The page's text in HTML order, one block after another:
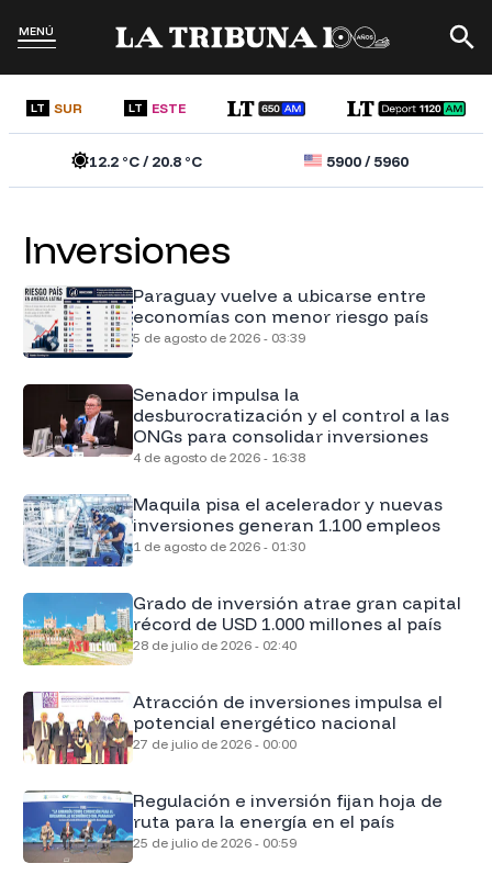
MENÚ
LT SUR LT ESTE
12.2°C /20.8°C 5900/5960
Inversiones
Paraguay vuelve a ubicarse entre
economías con menor riesgo país
5 de agosto de 2026 - 03:39
Senador impulsa la
desburocratización y el control a las
ONGs para consolidar inversiones
4 de agosto de 2026 - 16:38
Maquila pisa el acelerador y nuevas
inversiones generan 1.100 empleos
1 de agosto de 2026 - 01:30
Grado de inversión atrae gran capital
récord de USD 1.000 millones al país
28 de julio de 2026 - 02:40
Atracción de inversiones impulsa el
potencial energético nacional
27 de julio de 2026 - 00:00
Regulación e inversión fijan hoja de
ruta para la energía en el país
25 de julio de 2026 - 00:59